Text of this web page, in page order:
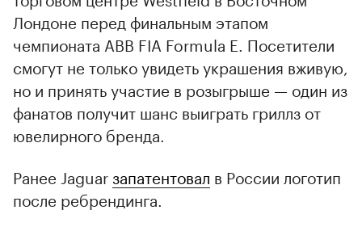
Лондоне перед финальным этапом
чемпионата ABB FIA Formula E. Посетители
смогут не только увидеть украшения вживую,
но и принять участие в розыгрыше — один из
фанатов получит шанс выиграть гриллз от
ювелирного бренда.
Ранее Jaguarзапатентовал в России логотип
после ребрендинга.